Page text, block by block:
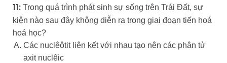
11:Trong quá trình phát sinh sự sống trên Trái Đất, sự
kiện nào sau đây không diễn ra trong giai đoạn tiến hoá
hoá học?
Các nuclêôtit liên kết với nhau tạo nên các phân tử
axit nuclêic